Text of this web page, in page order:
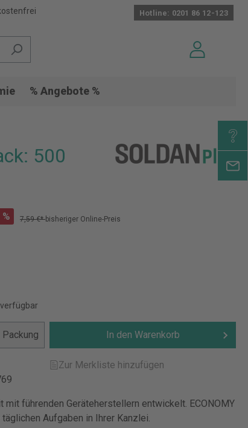
Hotline: 0201 86 12-123
% Angebote %
500
7,59 €*bisheriger Online-Preis
Packung In den Warenkorb
Zur Merkliste hinzufügen
mit führenden Geräteherstellern entwickelt. ECONOMY
Aufgaben in Ihrer Kanzlei.